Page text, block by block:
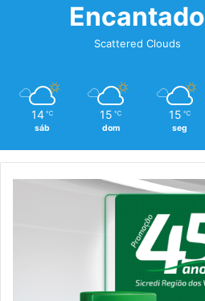
Encantado
Scattered Clouds
14 ℃
sáb
15 ℃
dom
15 ℃
seg